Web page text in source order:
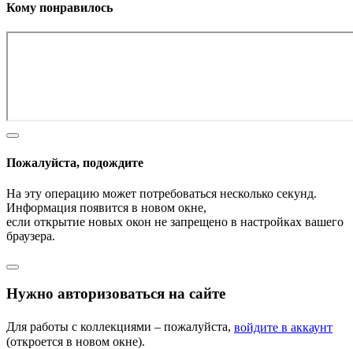
Кому понравилось
Пожалуйста, подождите
На эту операцию может потребоваться несколько секунд.
Информация появится в новом окне,
если открытие новых окон не запрещено в настройках вашего
браузера.
Нужно авторизоваться на сайте
Для работы с коллекциями – пожалуйста, войдите в аккаунт
(откроется в новом окне).